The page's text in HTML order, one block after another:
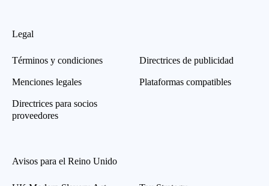
Legal
Términos y condiciones
Menciones legales
Directrices para socios
proveedores
Directrices de publicidad
Plataformas compatibles
Avisos para el Reino Unido